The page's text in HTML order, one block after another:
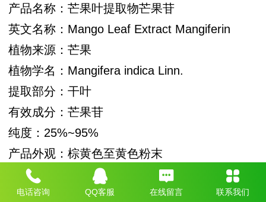
产品名称：芒果叶提取物芒果苷
英文名称：Mango Leaf Extract Mangiferin
植物来源：芒果
植物学名：Mangifera indica Linn.
提取部分：干叶
有效成分：芒果苷
纯度：25%~95%
产品外观：棕黄色至黄色粉末
检测方法：HPLC
电话咨询 QQ客服 在线留言 联系我们